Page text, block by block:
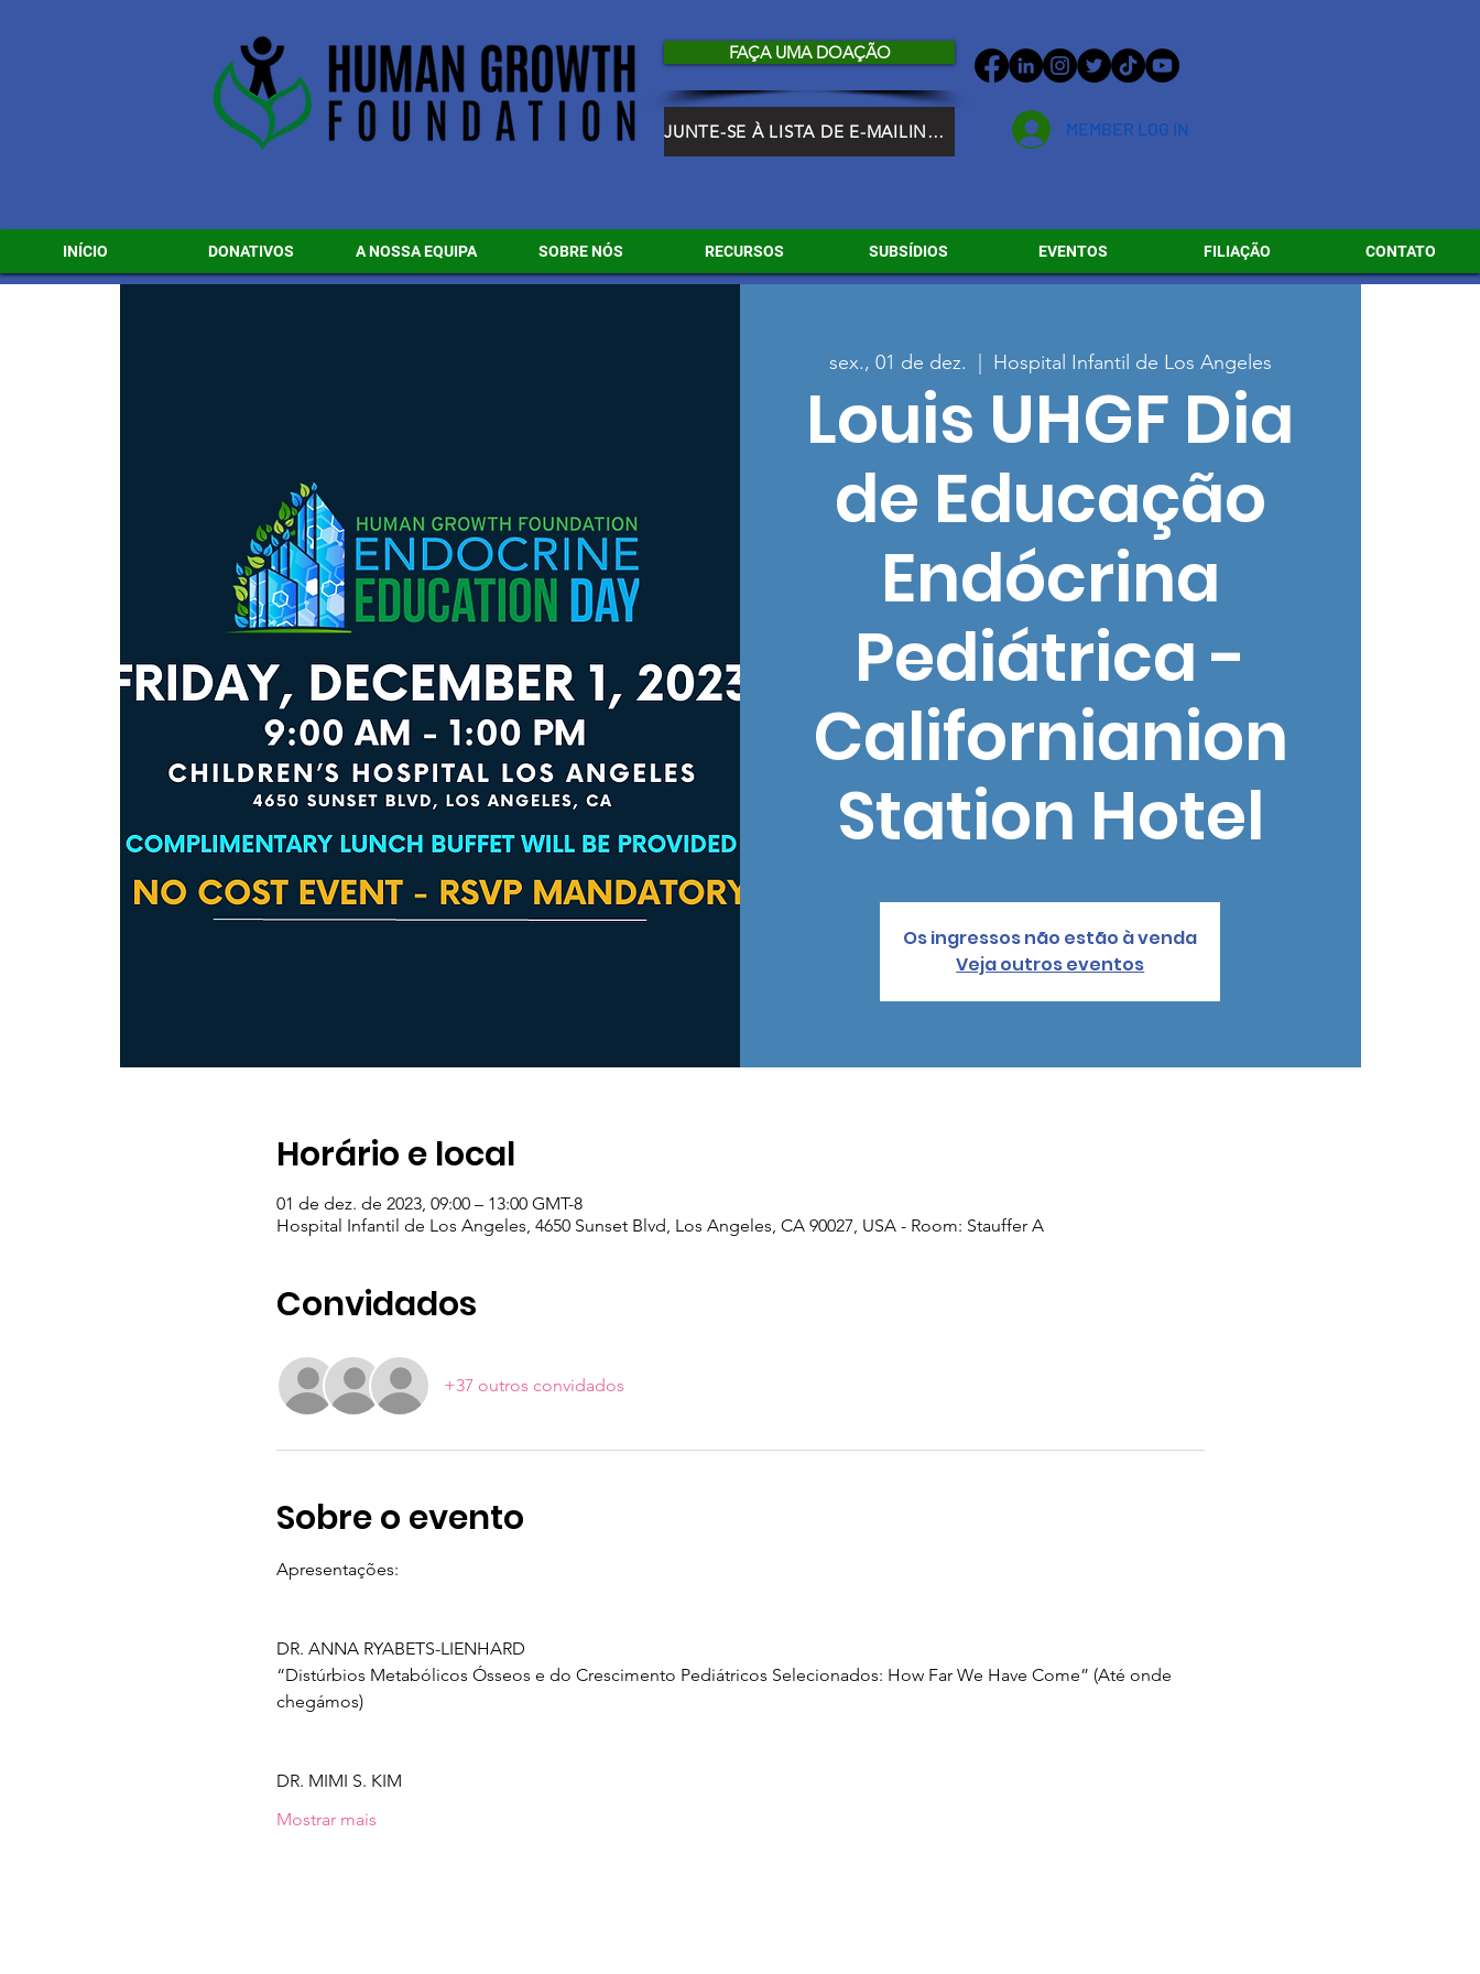
FAÇA UMA DOAÇÃO
JUNTE-SE À LISTA DE E-MAILING DO HGF MEMBER LOG IN
INÍCIO DONATIVOS A NOSSA EQUIPA SOBRE NÓS RECURSOS SUBSÍDIOS EVENTOS FILIAÇÃO CONTATO
sex., 01 de dez. Hospital Infantil de Los Angeles
Louis UHGF Dia
de Educação
Endócrina
Pediátrica -
Californianion
Station Hotel
Os ingressos não estão à venda
Veja outros eventos
Horário e local
01 de dez. de 2023, 09:00 – 13:00 GMT-8
Hospital Infantil de Los Angeles, 4650 Sunset Blvd, Los Angeles, CA 90027, USA - Room: Stauffer A
Convidados
+37 outros convidados
Sobre o evento
Apresentações:
DR. ANNA RYABETS-LIENHARD
“Distúrbios Metabólicos Ósseos e do Crescimento Pediátricos Selecionados: How Far We Have Come” (Até onde
chegámos)
DR. MIMI S. KIM
Mostrar mais